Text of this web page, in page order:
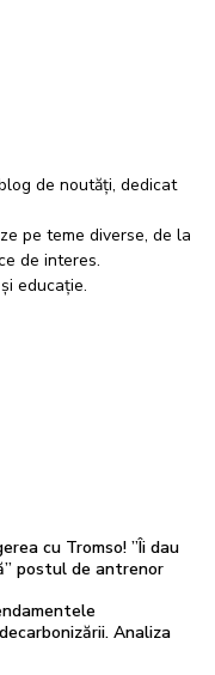
de noutăți, dedicat
pe teme diverse, de la
de interes.
educație.
cu Tromso! ”Îi dau
postul de antrenor
Analiza